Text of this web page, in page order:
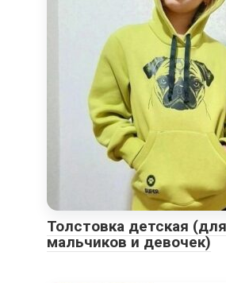
Толстовка детская (для
мальчиков и девочек)